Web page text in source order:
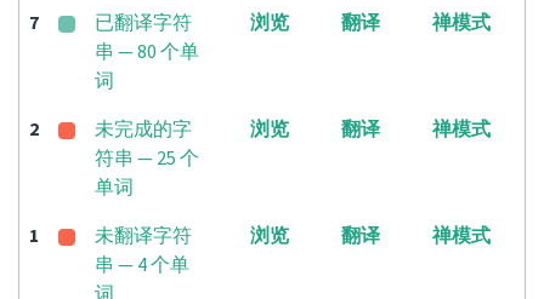
7
已翻译字符
串 — 80 个单
词
浏览 翻译 禅模式
2
未完成的字
符串 — 25 个
单词
浏览 翻译 禅模式
1
未翻译字符
串 — 4 个单
浏览 翻译 禅模式